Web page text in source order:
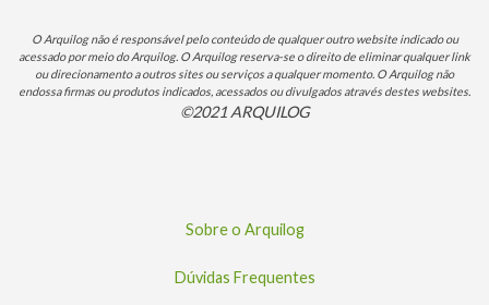
O Arquilog não é responsável pelo conteúdo de qualquer outro website indicado ou
acessado por meio do Arquilog. O Arquilog reserva-se o direito de eliminar qualquer link
ou direcionamento a outros sites ou serviços a qualquer momento. O Arquilog não
endossa firmas ou produtos indicados, acessados ou divulgados através destes websites.
©2021 ARQUILOG
Sobre o Arquilog
Dúvidas Frequentes